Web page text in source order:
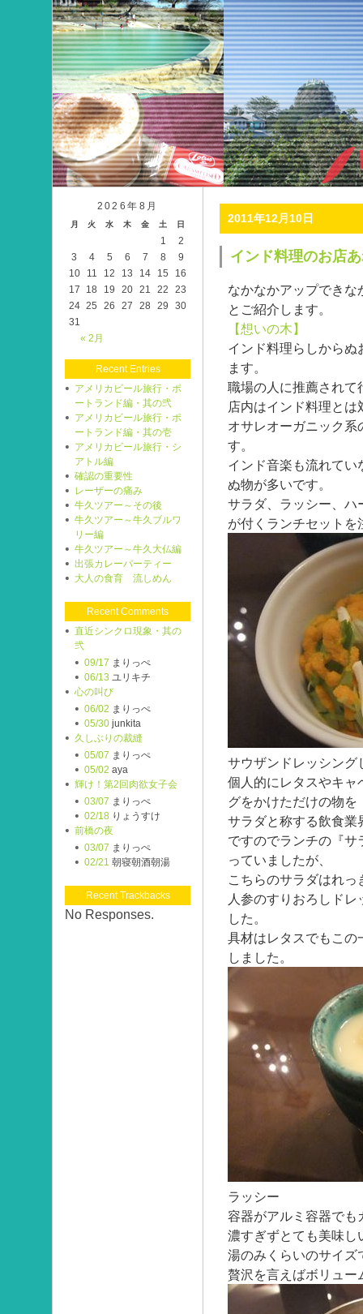
2011年12月10日
インド料理のお店
なかなかアップでき
とご紹介します。
【想いの木】
インド料理らしから
ます。
職場の人に推薦されて
店内はインド料理とは
オサレオーガニック
す。
インド音楽も流れて
ぬ物が多いです。
サラダ、ラッシー、ハ
が付くランチセットを
サウザンドレッシング
個人的にレタスやキャ
グをかけただけの物を
サラダと称する飲食業
ですのでランチの『
っていましたが、
こちらのサラダはれ
人参のすりおろしド
した。
具材はレタスでもこの
しました。
ラッシー
容器がアルミ容器でも
濃すぎずとても美味し
湯のみくらいのサイズ
贅沢を言えばボリュー
2026年8月
月 火 水 木 金 土 日
« 2月
1
2
3
4 5 6 7 8
9
10
11 12 13 14 15
16
17
18 19 20 21 22
23
24 25 26 27 28 29
30
31
Recent Entries
アメリカビール旅行・ポ
ートランド編・其の弐
アメリカビール旅行・ポ
ートランド編・其の壱
アメリカビール旅行・シ
アトル編
確認の重要性
レーザーの痛み
牛久ツアー～その後
牛久ツアー～牛久ブルワ
リー編
牛久ツアー～牛久大仏編
出張カレーパーティー
大人の食育 流しめん
Recent Comments
直近シンクロ現象・其の
弐
09/17 まりっぺ
06/13 ユリキチ
心の叫び
06/02 まりっぺ
05/30 junkita
久しぶりの裁縫
05/07 まりっぺ
05/02 aya
輝け！第2回肉欲女子会
03/07 まりっぺ
02/18 りょうすけ
前橋の夜
03/07 まりっぺ
02/21 朝寝朝酒朝湯
Recent Trackbacks
No Responses.